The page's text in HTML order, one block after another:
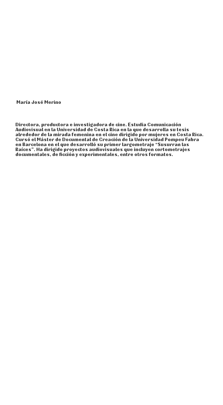
María José Merino
Directora, productora e investigadora de cine. Estudia Comunicación
Audiovisual en la Universidad de Costa Rica en la que desarrolla su tesis
alrededor de la mirada femenina en el cine dirigido por mujeres en Costa Rica.
Cursó el Máster de Documental de Creación de la Universidad Pompeu Fabra
en Barcelona en el que desarrolló su primer largometraje “Susurran las
Raíces”. Ha dirigido proyectos audiovisuales que incluyen cortometrajes
documentales, de ficción y experimentales, entre otros formatos.